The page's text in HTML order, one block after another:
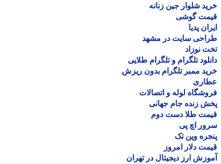
شلوار جین زنانه
گوشی
پدیا
سایت در مشهد
نوزاد
تلگرام و تلگرام طلایی
ممبر تلگرام بدون ریزش
لوله و اتصالات
زنده جام جهانی
طلا دست دوم
اچ پی
وین تک
دلار امروز
ارز دیجیتال در تهران